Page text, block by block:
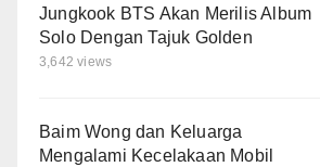
Jungkook BTS Akan Merilis Album
Solo Dengan Tajuk Golden
3,642 views
Baim Wong dan Keluarga
Mengalami Kecelakaan Mobil